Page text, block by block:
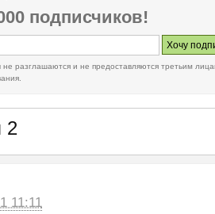
подписчиков!
разглашаются и не предоставляются третьим
2
11:11